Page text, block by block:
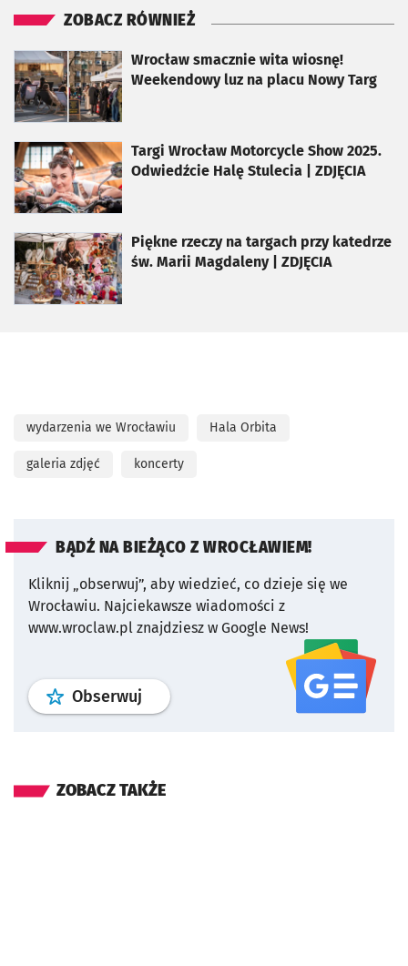
ZOBACZ RÓWNIEŻ
Wrocław smacznie wita wiosnę!
Weekendowy luz na placu Nowy Targ
otworzy się w nowej karcie
Targi Wrocław Motorcycle Show 2025.
Odwiedźcie Halę Stulecia | ZDJĘCIA
otworzy się w nowej karcie
Piękne rzeczy na targach przy katedrze
św. Marii Magdaleny | ZDJĘCIA
otworzy się w nowej karcie
wydarzenia we Wrocławiu Hala Orbita
galeria zdjęć koncerty
BĄDŹ NA BIEŻĄCO Z WROCŁAWIEM!
Kliknij „obserwuj”, aby wiedzieć, co dzieje się we
Wrocławiu. Najciekawsze wiadomości z
www.wroclaw.pl znajdziesz w Google News!
Obserwuj profil serwisu
ZOBACZ TAKŻE